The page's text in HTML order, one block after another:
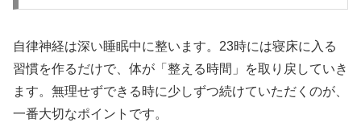
自律神経は深い睡眠中に整います。23時には寝床に入る
習慣を作るだけで、体が「整える時間」を取り戻していき
ます。無理せずできる時に少しずつ続けていただくのが、
一番大切なポイントです。